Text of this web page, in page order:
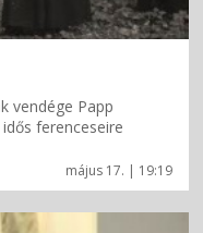
május 17. | 19:19
vendége Papp
ferenceseire